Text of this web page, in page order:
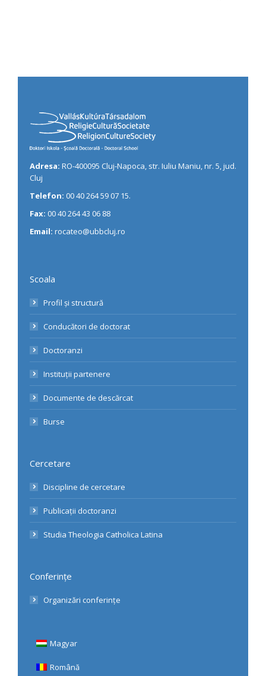
Adresa: RO-400095 Cluj-Napoca, str. Iuliu Maniu, nr. 5, jud.
Cluj
Telefon: 00 40 264 59 07 15.
Fax: 00 40 264 43 06 88
Email: rocateo@ubbcluj.ro
Scoala
Profil și structură
Conducători de doctorat
Doctoranzi
Instituții partenere
Documente de descărcat
Burse
Cercetare
Discipline de cercetare
Publicații doctoranzi
Studia Theologia Catholica Latina
Conferințe
Organizări conferințe
Magyar
Română